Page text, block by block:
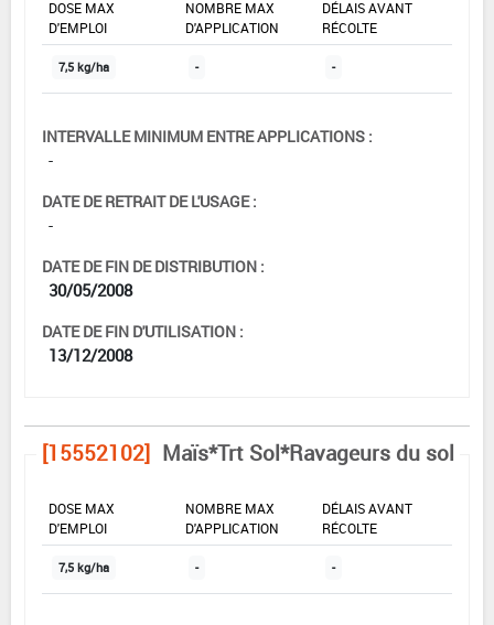
DOSE MAX
D'EMPLOI
NOMBRE MAX
D'APPLICATION
DÉLAIS AVANT
RÉCOLTE
7,5 kg/ha - -
INTERVALLE MINIMUM ENTRE APPLICATIONS :
-
DATE DE RETRAIT DE L'USAGE :
-
DATE DE FIN DE DISTRIBUTION :
30/05/2008
DATE DE FIN D'UTILISATION :
13/12/2008
[15552102] Maïs*Trt Sol*Ravageurs du sol
DOSE MAX
D'EMPLOI
NOMBRE MAX
D'APPLICATION
DÉLAIS AVANT
RÉCOLTE
7,5 kg/ha - -